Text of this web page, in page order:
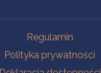
Regulamin
Polityka prywatności